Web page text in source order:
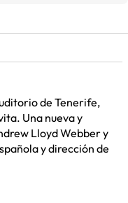
de Tenerife,
Una nueva y
Lloyd Webber y
y dirección de